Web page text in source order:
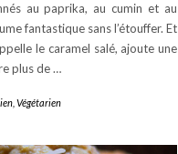
au paprika, au cumin et au
fantastique sans l’étouffer. Et
le caramel salé, ajoute une
plus de …
Végétarien